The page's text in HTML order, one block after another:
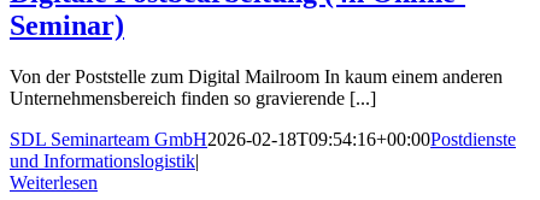
Seminar)
Von der Poststelle zum Digital Mailroom In kaum einem anderen
Unternehmensbereich finden so gravierende [...]
SDL Seminarteam GmbH2026-02-18T09:54:16+00:00Postdienste
und Informationslogistik|
Weiterlesen